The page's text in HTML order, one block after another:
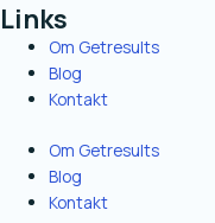
Links
Om Getresults
Blog
Kontakt
Om Getresults
Blog
Kontakt